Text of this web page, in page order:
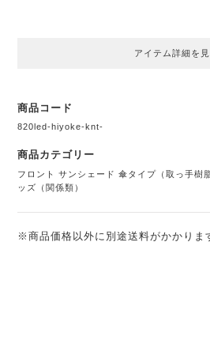
アイテム詳細を
商品コード
820led-hiyoke-knt-
商品カテゴリー
フロント サンシェード 傘タイプ（取っ手樹
ッズ（関係類）
※商品価格以外に別途送料がかかりま